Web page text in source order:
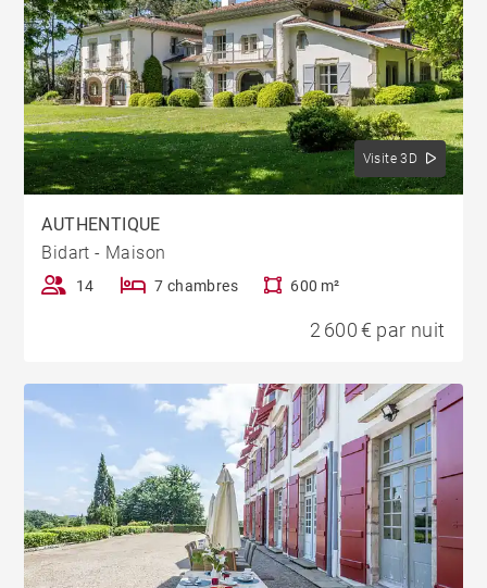
Visite 3D
AUTHENTIQUE
Bidart - Maison
14 7 chambres 600 m²
2 600 € par nuit